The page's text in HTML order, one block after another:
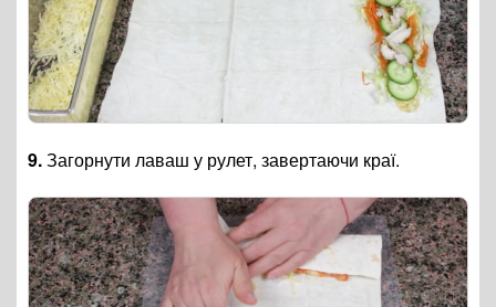
9.Загорнути лаваш у рулет, завертаючи краї.